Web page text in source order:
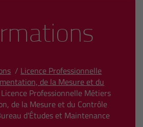
/ Licence Professionnelle
de la Mesure et du
Professionnelle Métiers
de la Mesure et du Contrôle
d'Études et Maintenance